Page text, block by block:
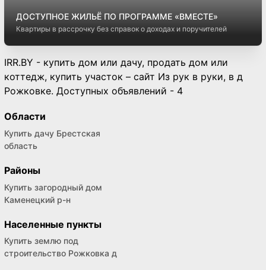
ДОСТУПНОЕ ЖИЛЬЁ ПО ПРОГРАММЕ «ВМЕСТЕ»
Квартиры в рассрочку без справок о доходах и поручителей
IRR.BY - купить дом или дачу, продать дом или
коттедж, купить участок – сайт Из рук в руки, в д
Рожковке. Доступных объявлений - 4
Области
Купить дачу Брестская
область
Районы
Купить загородный дом
Каменецкий р-н
Населенные пункты
Купить землю под
строительство Рожковка д